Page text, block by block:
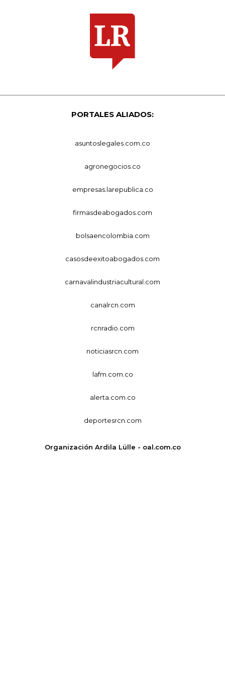
PORTALES ALIADOS:
asuntoslegales.com.co
agronegocios.co
empresas.larepublica.co
firmasdeabogados.com
bolsaencolombia.com
casosdeexitoabogados.com
carnavalindustriacultural.com
canalrcn.com
rcnradio.com
noticiasrcn.com
lafm.com.co
alerta.com.co
deportesrcn.com
Organización Ardila Lülle - oal.com.co